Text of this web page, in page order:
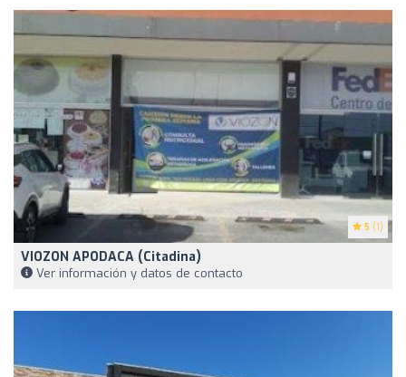
5 (1)
VIOZON APODACA (Citadina)
Ver información y datos de contacto